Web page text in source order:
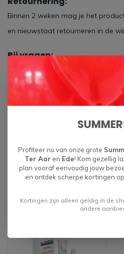
Binnen 2 weken mag je het
en nieuwstaat retourneren in de
Bij vragen:
Opzoek naar meer informatie?
of kom langs in de showroom.
Specificaties
Profiteer nu van onze grote
Ter Aar en Ede! Kom gezellig
plan vooraf eenvoudig jouw
en ontdek scherpe kortingen
Kortingen zijn alleen geldig in de
andere